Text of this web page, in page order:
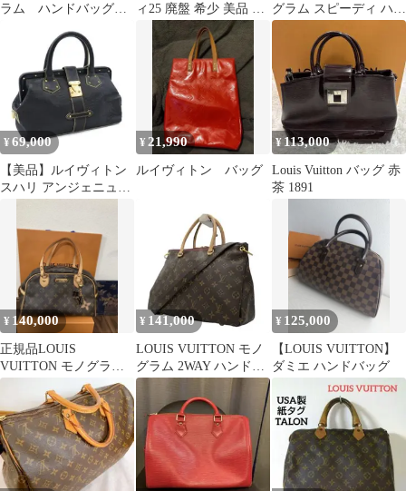
ラム ハンドバッグ
ィ25 廃盤 希少 美品 付
属品完備
グラム スピーディ ハン
ドバッグ
¥ 69,000
【美品】ルイヴィトン
スハリ アンジェニュー
¥ 21,990
ルイヴィトン バッグ
¥ 113,000
Louis Vuitton バッグ 赤
茶 1891
¥ 140,000
正規品LOUIS
VUITTON モノグラム
ハンドバッグ
¥ 141,000
LOUIS VUITTON モノ
グラム 2WAY ハンドバ
ッグ
¥ 125,000
【LOUIS VUITTON】
ダミエ ハンドバッグ